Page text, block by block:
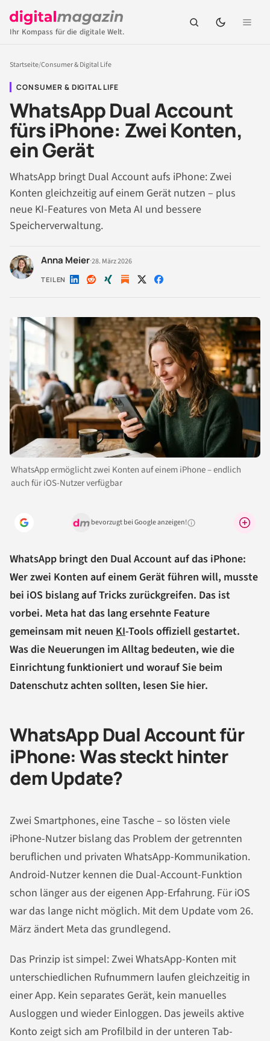
Ihr Kompass für die digitale Welt.
Startseite/Consumer & Digital Life
CONSUMER & DIGITAL LIFE
WhatsApp Dual Account
fürs iPhone: Zwei Konten,
ein Gerät
WhatsApp bringt Dual Account aufs iPhone: Zwei
Konten gleichzeitig auf einem Gerät nutzen – plus
neue KI-Features von Meta AI und bessere
Speicherverwaltung.
Anna Meier·28. März 2026
TEILEN Auf Auf Auf Auf Auf
WhatsApp ermöglicht zwei Konten auf einem iPhone – endlich
auch für iOS-Nutzer verfügbar
bevorzugt bei Google anzeigen!Warum lohnt sich das?
WhatsApp bringt den Dual Account auf das iPhone:
Wer zwei Konten auf einem Gerät führen will, musste
bei iOS bislang auf Tricks zurückgreifen. Das ist
vorbei. Meta hat das lang ersehnte Feature
gemeinsam mit neuen KI-Tools offiziell gestartet.
Was die Neuerungen im Alltag bedeuten, wie die
Einrichtung funktioniert und worauf Sie beim
Datenschutz achten sollten, lesen Sie hier.
WhatsApp Dual Account für
iPhone: Was steckt hinter
dem Update?
Zwei Smartphones, eine Tasche – so lösten viele
iPhone-Nutzer bislang das Problem der getrennten
beruflichen und privaten WhatsApp-Kommunikation.
Android-Nutzer kennen die Dual-Account-Funktion
schon länger aus der eigenen App-Erfahrung. Für iOS
war das lange nicht möglich. Mit dem Update vom 26.
März ändert Meta das grundlegend.
Das Prinzip ist simpel: Zwei WhatsApp-Konten mit
unterschiedlichen Rufnummern laufen gleichzeitig in
einer App. Kein separates Gerät, kein manuelles
Ausloggen und wieder Einloggen. Das jeweils aktive
Konto zeigt sich am Profilbild in der unteren Tab-